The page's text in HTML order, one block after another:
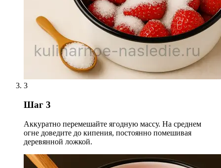
3
Шаг 3
Аккуратно перемешайте ягодную массу. На среднем
огне доведите до кипения, постоянно помешивая
деревянной ложкой.